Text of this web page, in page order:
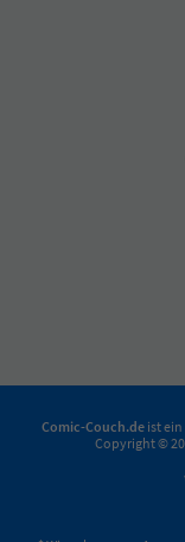
Comic-Couch.de ist
Copyright ©